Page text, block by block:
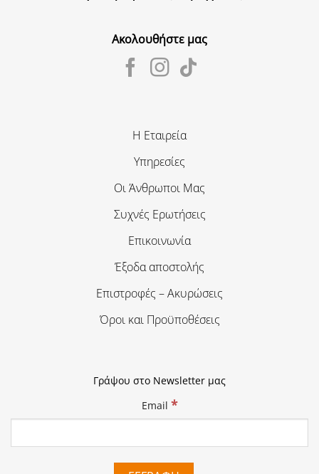
Ακολουθήστε μας
Η Εταιρεία
Υπηρεσίες
Οι Άνθρωποι Μας
Συχνές Ερωτήσεις
Επικοινωνία
Έξοδα αποστολής
Επιστροφές – Ακυρώσεις
Όροι και Προϋποθέσεις
Γράψου στο Newsletter μας
Email *